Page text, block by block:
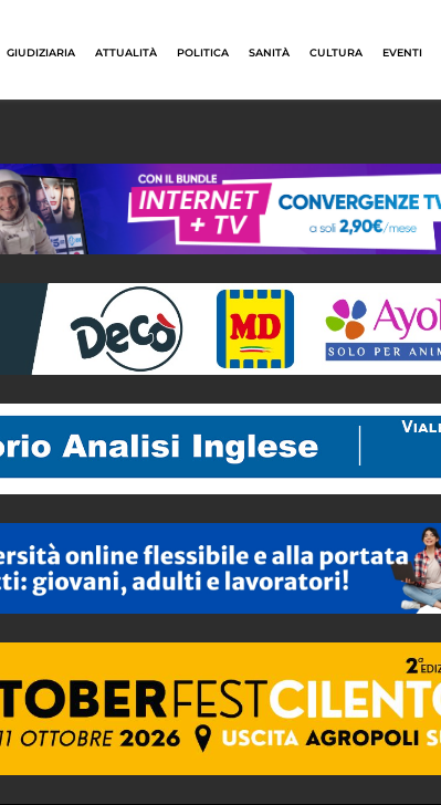
GIUDIZIARIA ATTUALITÀ POLITICA SANITÀ CULTURA EVENTI